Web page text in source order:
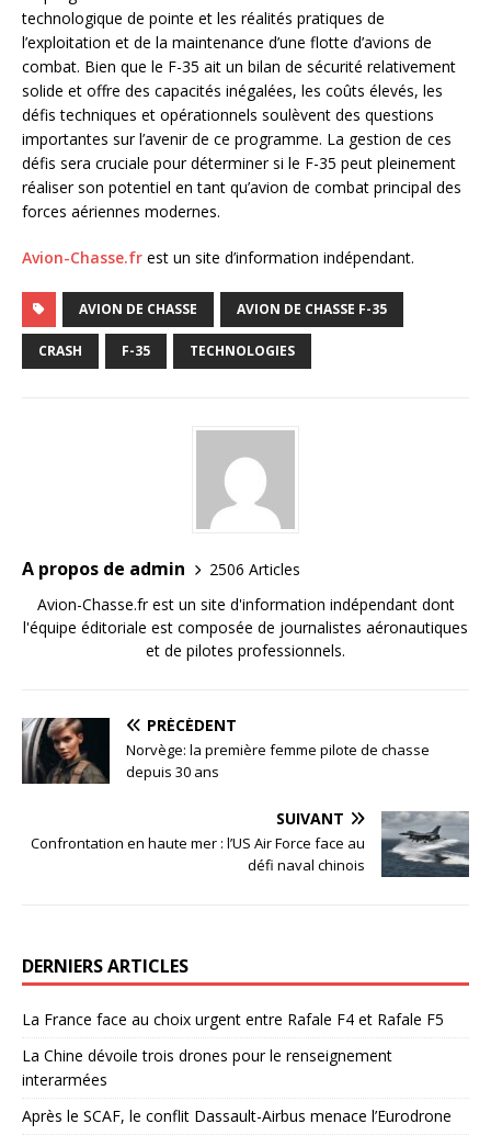
technologique de pointe et les réalités pratiques de
l’exploitation et de la maintenance d’une flotte d’avions de
combat. Bien que le F-35 ait un bilan de sécurité relativement
solide et offre des capacités inégalées, les coûts élevés, les
défis techniques et opérationnels soulèvent des questions
importantes sur l’avenir de ce programme. La gestion de ces
défis sera cruciale pour déterminer si le F-35 peut pleinement
réaliser son potentiel en tant qu’avion de combat principal des
forces aériennes modernes.
Avion-Chasse.fr est un site d’information indépendant.
AVION DE CHASSE AVION DE CHASSE F-35
CRASH F-35 TECHNOLOGIES
A propos de admin
2506 Articles
Avion-Chasse.fr est un site d'information indépendant dont
l'équipe éditoriale est composée de journalistes aéronautiques
et de pilotes professionnels.
PRÉCÉDENT
Norvège: la première femme pilote de chasse
depuis 30 ans
SUIVANT
Confrontation en haute mer : l’US Air Force face au
défi naval chinois
DERNIERS ARTICLES
La France face au choix urgent entre Rafale F4 et Rafale F5
La Chine dévoile trois drones pour le renseignement
interarmées
Après le SCAF, le conflit Dassault-Airbus menace l’Eurodrone